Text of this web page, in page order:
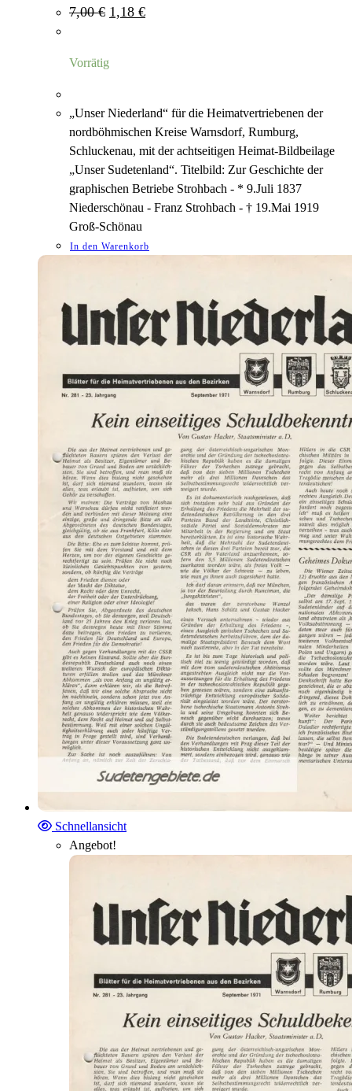
7,00€ Ursprünglicher
Preis
1,18 €Aktueller
Preis
Vorrätig
„Unser Niederland“ für die Heimatvertriebenen der
nordböhmischen Kreise Warnsdorf, Rumburg,
Schluckenau, mit der achtseitigen Heimat-Bildbeilage
„Unser Sudetenland“. Titelbild: Zur Geschichte der
graphischen Betriebe Strohbach - * 9.Juli 1837
Niederschönau - Franz Strohbach - † 19.Mai 1919
Groß-Schönau
In den Warenkorb
Schnellansicht
Angebot!